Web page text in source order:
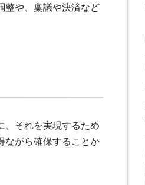
整や、稟議や決済など
、それを実現するため
ながら確保することか